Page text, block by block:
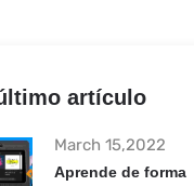
artículo
March 15,2022
Aprende de forma